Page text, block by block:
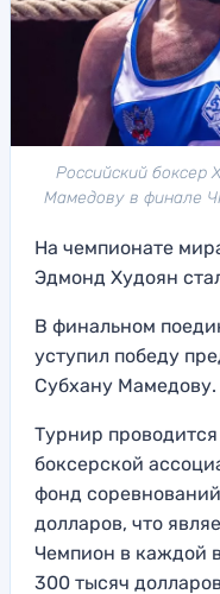
Российский боксер
Мамедову в финале
На чемпионате
Эдмонд Худоян
В финальном
уступил победу
Субхану Мамедову.
Турнир
боксерской
фонд
долларов, что
Чемпион в каждой
300 тысяч